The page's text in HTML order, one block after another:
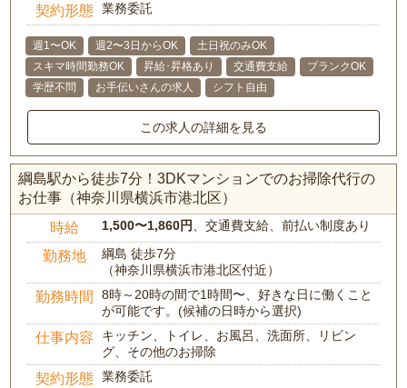
契約形態 業務委託
週1〜OK 週2〜3日からOK
土日祝のみOK
スキマ時間勤務OK
昇給･昇格あり 交通費支給
ブランクOK
学歴不問
お手伝いさんの求人 シフト自由
この求人の詳細を見る
綱島駅から徒歩7分！3DKマンションでのお掃除代行の
お仕事（神奈川県横浜市港北区）
時給 1,500〜1,860円、交通費支給、前払い制度あり
勤務地
綱島 徒歩7分
（神奈川県横浜市港北区付近）
勤務時間
8時～20時の間で1時間〜、好きな日に働くこと
が可能です。(候補の日時から選択)
仕事内容
キッチン、トイレ、お風呂、洗面所、リビン
グ、その他のお掃除
契約形態 業務委託